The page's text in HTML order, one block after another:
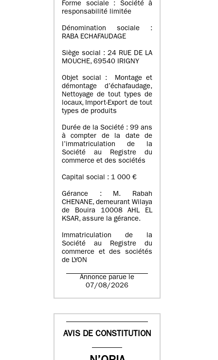
Forme sociale : Société à
responsabilité limitée
Dénomination sociale :
RABA ECHAFAUDAGE
Siège social : 24 RUE DE LA
MOUCHE, 69540 IRIGNY
Objet social : Montage et
démontage d’échafaudage,
Nettoyage de tout types de
locaux, Import-Export de tout
types de produits
Durée de la Société : 99 ans
à compter de la date de
l’immatriculation de la
Société au Registre du
commerce et des sociétés
Capital social : 1 000 €
Gérance : M. Rabah
CHENANE, demeurant Wilaya
de Bouira 10008 AHL EL
KSAR, assure la gérance.
Immatriculation de la
Société au Registre du
commerce et des sociétés
de LYON
Annonce parue le
07/08/2026
AVIS DE CONSTITUTION